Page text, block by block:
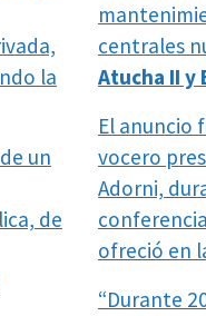
la
un
de
centrales
Atucha II y
El anuncio
vocero
Adorni,
ofreció en
“Durante